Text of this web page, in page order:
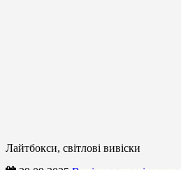
Лайтбокси, світлові вивіски